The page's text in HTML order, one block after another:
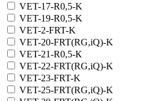
VET-17-R0,5-K
VET-19-R0,5-K
VET-2-FRT-K
VET-20-FRT(RG,iQ)-K
VET-21-R0,5-К
VET-22-FRT(RG,iQ)-K
VET-23-FRT-K
VET-25-FRT(RG,iQ)-K